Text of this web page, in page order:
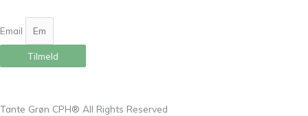
Email
Tilmeld
Tante Grøn CPH® All Rights Reserved